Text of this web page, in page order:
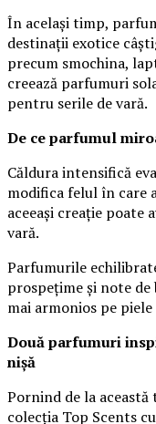
În același timp,
destinații exotice
precum smochina,
creează parfumuri
pentru serile de vară.
De ce parfumul
Căldura intensifică
modifica felul în care
aceeași creație poate
vară.
Parfumurile
prospețime și note
mai armonios pe
Două parfumuri
nișă
Pornind de la
colecția Top Scents